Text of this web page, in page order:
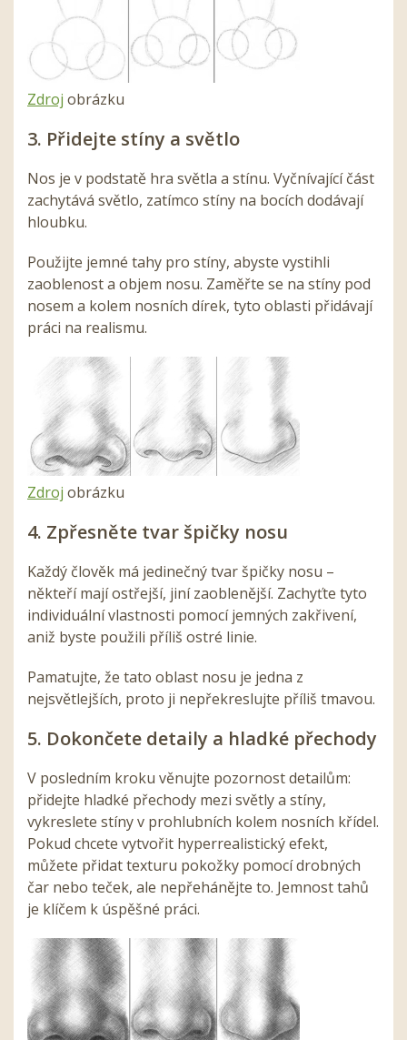
Zdroj obrázku
3. Přidejte stíny a světlo
Nos je v podstatě hra světla a stínu. Vyčnívající část
zachytává světlo, zatímco stíny na bocích dodávají
hloubku.
Použijte jemné tahy pro stíny, abyste vystihli
zaoblenost a objem nosu. Zaměřte se na stíny pod
nosem a kolem nosních dírek, tyto oblasti přidávají
práci na realismu.
Zdroj obrázku
4. Zpřesněte tvar špičky nosu
Každý člověk má jedinečný tvar špičky nosu –
někteří mají ostřejší, jiní zaoblenější. Zachyťte tyto
individuální vlastnosti pomocí jemných zakřivení,
aniž byste použili příliš ostré linie.
Pamatujte, že tato oblast nosu je jedna z
nejsvětlejších, proto ji nepřekreslujte příliš tmavou.
5. Dokončete detaily a hladké přechody
V posledním kroku věnujte pozornost detailům:
přidejte hladké přechody mezi světly a stíny,
vykreslete stíny v prohlubních kolem nosních křídel.
Pokud chcete vytvořit hyperrealistický efekt,
můžete přidat texturu pokožky pomocí drobných
čar nebo teček, ale nepřehánějte to. Jemnost tahů
je klíčem k úspěšné práci.